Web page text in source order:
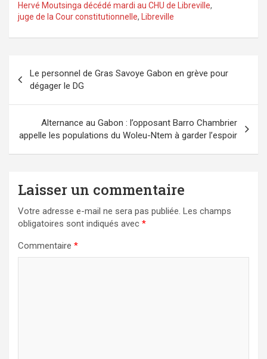
Hervé Moutsinga décédé mardi au CHU de Libreville,
juge de la Cour constitutionnelle, Libreville
de
l’article
Le personnel de Gras Savoye Gabon en grève pour
dégager le DG
Alternance au Gabon : l’opposant Barro Chambrier
appelle les populations du Woleu-Ntem à garder l’espoir
Laisser un commentaire
Votre adresse e-mail ne sera pas publiée. Les champs
obligatoires sont indiqués avec *
Commentaire *